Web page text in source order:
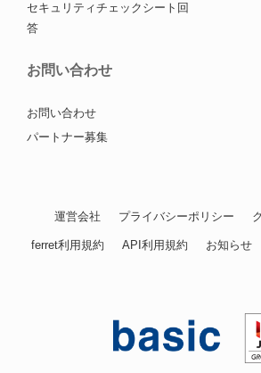
セキュリティチェックシート回
答
お問い合わせ
お問い合わせ
パートナー募集
運営会社 プライバシーポリシー
ferret利用規約 API利用規約 お知らせ